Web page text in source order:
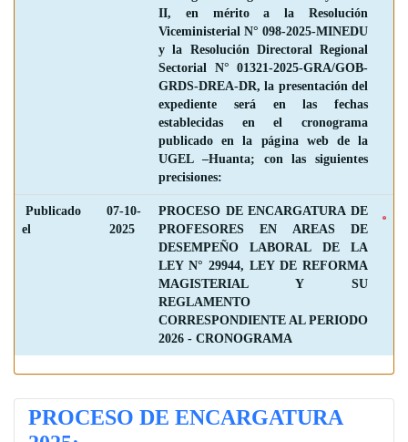
II, en mérito a la Resolución
Viceministerial N° 098-2025-MINEDU
y la Resolución Directoral Regional
Sectorial N° 01321-2025-GRA/GOB-
GRDS-DREA-DR, la presentación del
expediente será en las fechas
establecidas en el cronograma
publicado en la página web de la
UGEL –Huanta; con las siguientes
precisiones:
Publicado
el
07-10-
2025
PROCESO DE ENCARGATURA DE
PROFESORES EN AREAS DE
DESEMPEÑO LABORAL DE LA
LEY N° 29944, LEY DE REFORMA
MAGISTERIAL Y SU
REGLAMENTO
CORRESPONDIENTE AL PERIODO
2026 - CRONOGRAMA
PROCESO DE ENCARGATURA